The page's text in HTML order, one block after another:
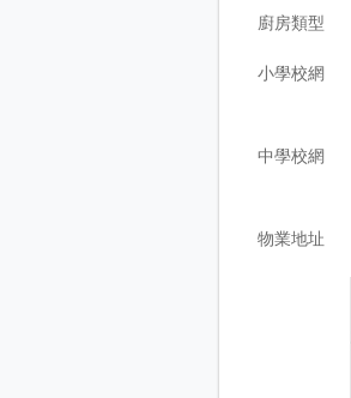
廚房類型
小學校網
中學校網
物業地址